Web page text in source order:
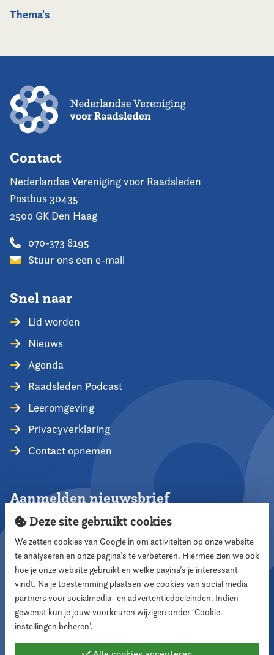
Thema's
Contact
Nederlandse Vereniging voor Raadsleden
Postbus 30435
2500 GK Den Haag
070-373 8195
Stuur ons een e-mail
Snel naar
Lid worden
Nieuws
Agenda
Raadsleden Podcast
Leeromgeving
Privacyverklaring
Contact opnemen
Aanmelden nieuwsbrief
Aanmelden
Volg ons
Deze site gebruikt cookies
We zetten cookies van Google in om activiteiten op onze website
te analyseren en onze pagina’s te verbeteren. Hiermee zien we ook
hoe je onze website gebruikt en welke pagina’s je interessant
vindt. Na je toestemming plaatsen we cookies van social media
partners voor socialmedia- en advertentiedoeleinden. Indien
gewenst kun je jouw voorkeuren wijzigen onder ‘Cookie-
instellingen beheren’.